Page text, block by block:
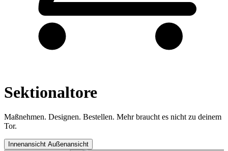
Sektionaltore
Maßnehmen. Designen. Bestellen. Mehr braucht es nicht zu deinem
Tor.
Innenansicht Außenansicht